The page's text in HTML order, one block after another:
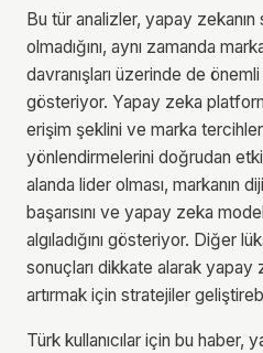
Bu tür analizler, yapay
olmadığını, aynı zamanda
davranışları üzerinde de
gösteriyor. Yapay zeka
erişim şeklini ve marka
yönlendirmelerini doğrudan
alanda lider olması, markanın
başarısını ve yapay zeka
algıladığını gösteriyor. Diğer
sonuçları dikkate alarak yapay
artırmak için stratejiler
Türk kullanıcılar için bu haber,